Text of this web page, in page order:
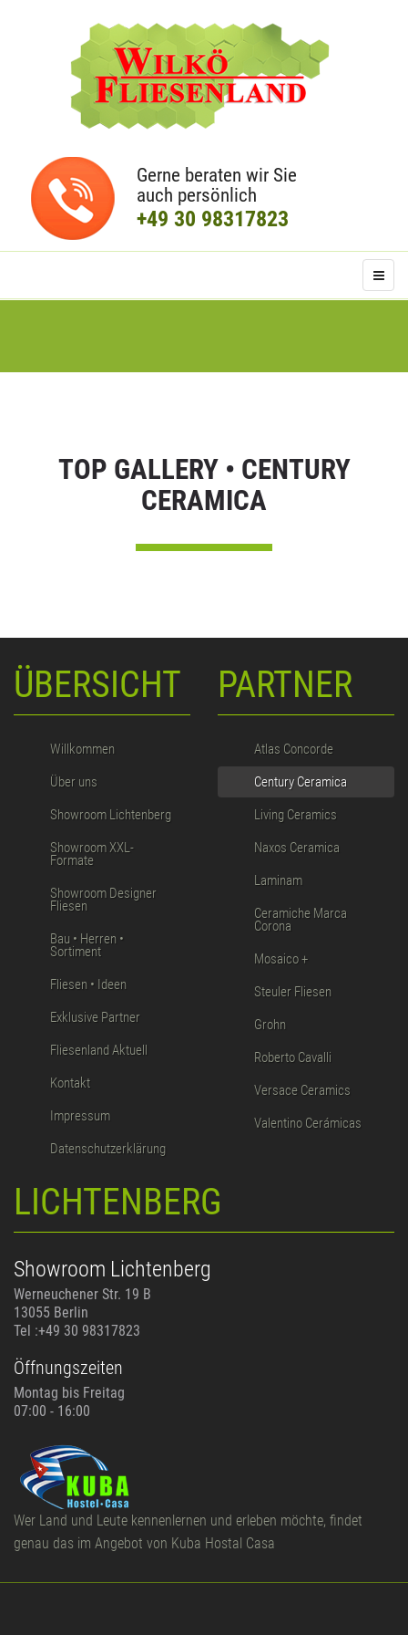
Gerne beraten wir Sie
auch persönlich
+49 30 98317823
TOP GALLERY • CENTURY
CERAMICA
ÜBERSICHT
Willkommen
Über uns
Showroom Lichtenberg
Showroom XXL-
Formate
Showroom Designer
Fliesen
Bau • Herren •
Sortiment
Fliesen • Ideen
Exklusive Partner
Fliesenland Aktuell
Kontakt
Impressum
Datenschutzerklärung
PARTNER
Atlas Concorde
Century Ceramica
Living Ceramics
Naxos Ceramica
Laminam
Ceramiche Marca
Corona
Mosaico +
Steuler Fliesen
Grohn
Roberto Cavalli
Versace Ceramics
Valentino Cerámicas
LICHTENBERG
Showroom Lichtenberg
Werneuchener Str. 19 B
13055 Berlin
Tel :+49 30 98317823
Öffnungszeiten
Montag bis Freitag
07:00 - 16:00
Wer Land und Leute kennenlernen und erleben möchte, findet
genau das im Angebot von Kuba Hostal Casa